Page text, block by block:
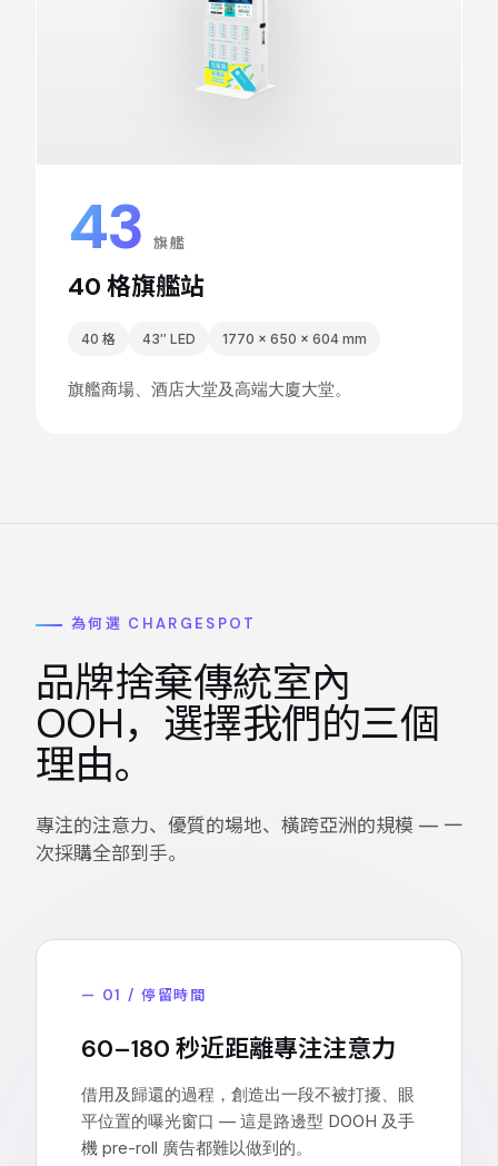
43 旗艦
40 格旗艦站
40 格 43″ LED 1770 × 650 × 604 mm
旗艦商場、酒店大堂及高端大廈大堂。
為何選 CHARGESPOT
品牌捨棄傳統室內
OOH，選擇我們的三個
理由。
專注的注意力、優質的場地、橫跨亞洲的規模 — 一
次採購全部到手。
— 01 / 停留時間
60–180 秒近距離專注注意力
借用及歸還的過程，創造出一段不被打擾、眼
平位置的曝光窗口 — 這是路邊型 DOOH 及手
機 pre-roll 廣告都難以做到的。